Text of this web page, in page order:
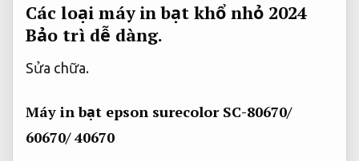
Các loại máy in bạt khổ nhỏ 2024
Bảo trì dễ dàng.
Sửa chữa.
Máy in bạt epson surecolor SC-80670/
60670/ 40670